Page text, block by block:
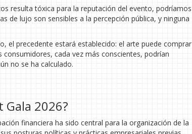
resulta tóxica para la reputación del evento, podríamos
de lujo son sensibles a la percepción pública, y ninguna
el precedente estará establecido: el arte puede comprar
cada vez más conscientes, podrían
no se ha calculado.
2026?
financiera ha sido central para la organización de la